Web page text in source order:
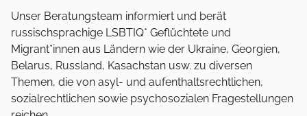
Unser Beratungsteam informiert und berät
russischsprachige LSBTIQ* Geflüchtete und
Migrant*innen aus Ländern wie der Ukraine, Georgien,
Belarus, Russland, Kasachstan usw. zu diversen
Themen, die von asyl- und aufenthaltsrechtlichen,
sozialrechtlichen sowie psychosozialen Fragestellungen